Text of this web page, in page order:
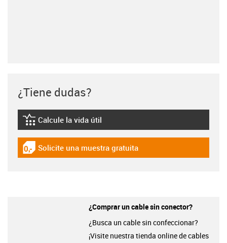
¿Tiene dudas?
igus-icon-lebensdauerrechner
Calcule la vida útil
igus-icon-gratismuster
Solicite una muestra gratuita
¿Comprar un cable sin conector?
¿Busca un cable sin confeccionar?
¡Visite nuestra tienda online de cables